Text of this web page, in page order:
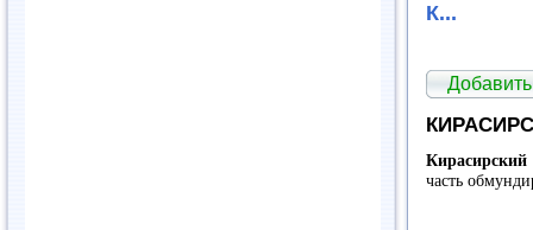
К...
часть